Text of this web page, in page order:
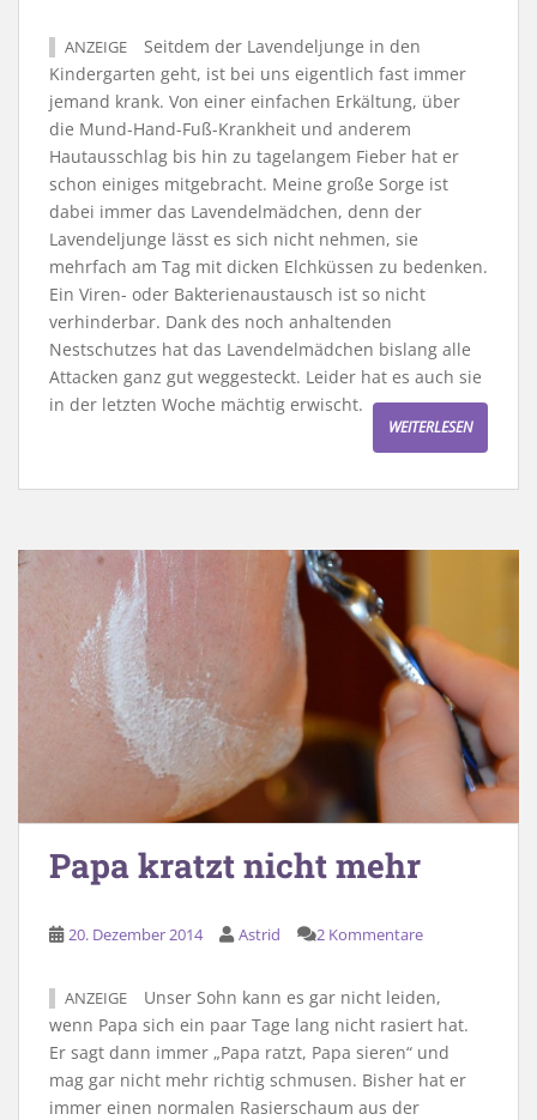
ANZEIGE
Seitdem der Lavendeljunge in den
Kindergarten geht, ist bei uns eigentlich fast immer
jemand krank. Von einer einfachen Erkältung, über
die Mund-Hand-Fuß-Krankheit und anderem
Hautausschlag bis hin zu tagelangem Fieber hat er
schon einiges mitgebracht. Meine große Sorge ist
dabei immer das Lavendelmädchen, denn der
Lavendeljunge lässt es sich nicht nehmen, sie
mehrfach am Tag mit dicken Elchküssen zu bedenken.
Ein Viren- oder Bakterienaustausch ist so nicht
verhinderbar. Dank des noch anhaltenden
Nestschutzes hat das Lavendelmädchen bislang alle
Attacken ganz gut weggesteckt. Leider hat es auch sie
in der letzten Woche mächtig erwischt.
WEITERLESEN
Papa kratzt nicht mehr
20. Dezember 2014 Astrid 2 Kommentare
ANZEIGE
Unser Sohn kann es gar nicht leiden,
wenn Papa sich ein paar Tage lang nicht rasiert hat.
Er sagt dann immer „Papa ratzt, Papa sieren“ und
mag gar nicht mehr richtig schmusen. Bisher hat er
immer einen normalen Rasierschaum aus der